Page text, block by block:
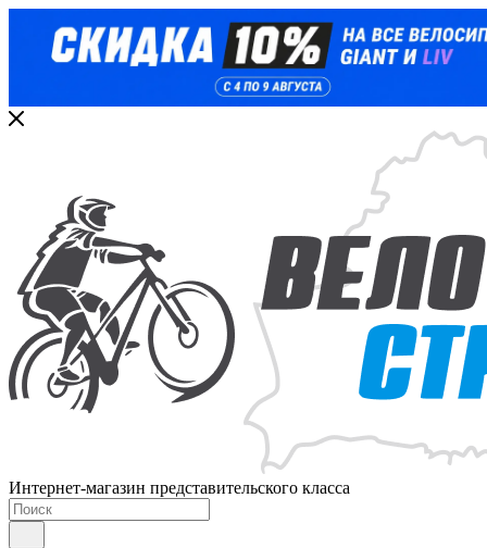
Интернет-магазин представительского класса